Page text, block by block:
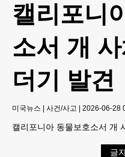
캘리포니
소서 개
더기 발견
미국뉴스 | 사건/사고 | 2026-06-28
캘리포니아 동물보호소서 개
글